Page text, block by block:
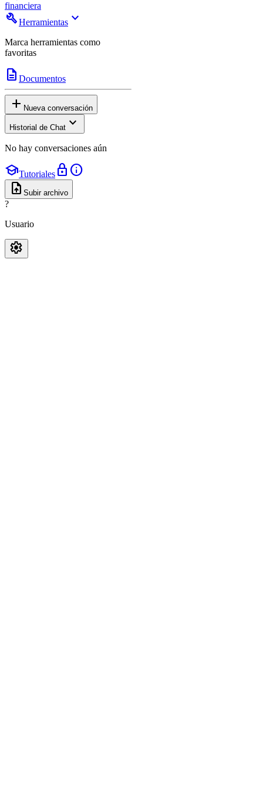
financiera
buildHerramientas expand_more
Marca herramientas como
favoritas
description Documentos
add Nueva conversación
Historial de Chat expand_more
No hay conversaciones aún
schoolTutoriales lock info
upload_file Subir archivo
?
Usuario
settings